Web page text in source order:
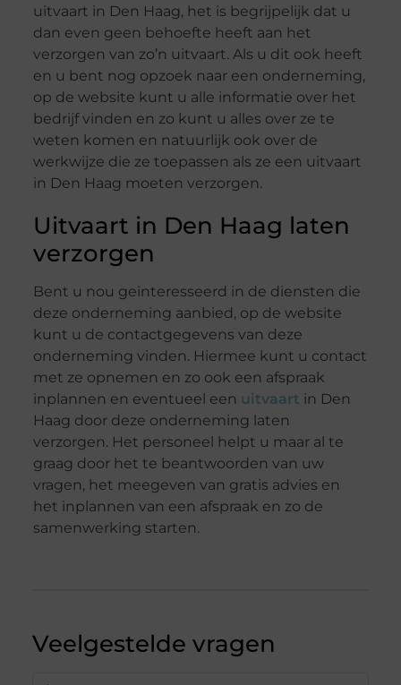
uitvaart in Den Haag, het is begrijpelijk dat u
dan even geen behoefte heeft aan het
verzorgen van zo’n uitvaart. Als u dit ook heeft
en u bent nog opzoek naar een onderneming,
op de website kunt u alle informatie over het
bedrijf vinden en zo kunt u alles over ze te
weten komen en natuurlijk ook over de
werkwijze die ze toepassen als ze een uitvaart
in Den Haag moeten verzorgen.
Uitvaart in Den Haag laten
verzorgen
Bent u nou geïnteresseerd in de diensten die
deze onderneming aanbied, op de website
kunt u de contactgegevens van deze
onderneming vinden. Hiermee kunt u contact
met ze opnemen en zo ook een afspraak
inplannen en eventueel een uitvaart in Den
Haag door deze onderneming laten
verzorgen. Het personeel helpt u maar al te
graag door het te beantwoorden van uw
vragen, het meegeven van gratis advies en
het inplannen van een afspraak en zo de
samenwerking starten.
Veelgestelde vragen